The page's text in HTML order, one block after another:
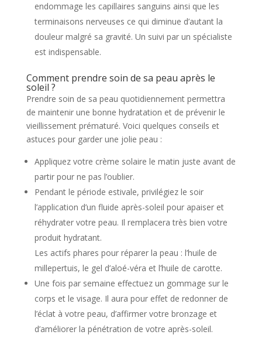
endommage les capillaires sanguins ainsi que les
terminaisons nerveuses ce qui diminue d’autant la
douleur malgré sa gravité. Un suivi par un spécialiste
est indispensable.
Comment prendre soin de sa peau après le
soleil ?
Prendre soin de sa peau quotidiennement permettra
de maintenir une bonne hydratation et de prévenir le
vieillissement prématuré. Voici quelques conseils et
astuces pour garder une jolie peau :
Appliquez votre crème solaire le matin juste avant de
partir pour ne pas l’oublier.
Pendant le période estivale, privilégiez le soir
l’application d’un fluide après-soleil pour apaiser et
réhydrater votre peau. Il remplacera très bien votre
produit hydratant.
Les actifs phares pour réparer la peau : l’huile de
millepertuis, le gel d’aloé-véra et l’huile de carotte.
Une fois par semaine effectuez un gommage sur le
corps et le visage. Il aura pour effet de redonner de
l’éclat à votre peau, d’affirmer votre bronzage et
d’améliorer la pénétration de votre après-soleil.